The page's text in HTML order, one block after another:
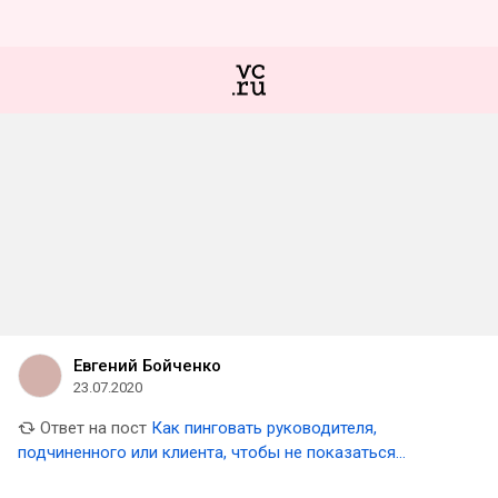
Евгений Бойченко
23.07.2020
Ответ на пост Как пинговать руководителя,
подчиненного или клиента, чтобы не показаться